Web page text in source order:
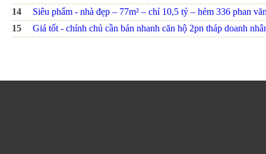
14
Siêu phẩm - nhà đẹp – 77m² – chỉ 10,5 tỷ – hẻm 336 phan
15
Giá tốt - chính chủ cần bán nhanh căn hộ 2pn tháp doanh